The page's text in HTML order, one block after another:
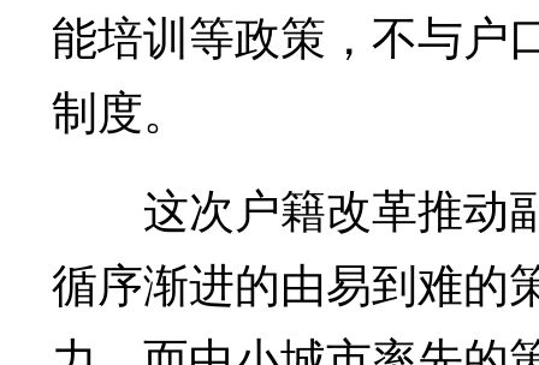
能培训等政策，不与户
制度。
这次户籍改革推动
循序渐进的由易到难的